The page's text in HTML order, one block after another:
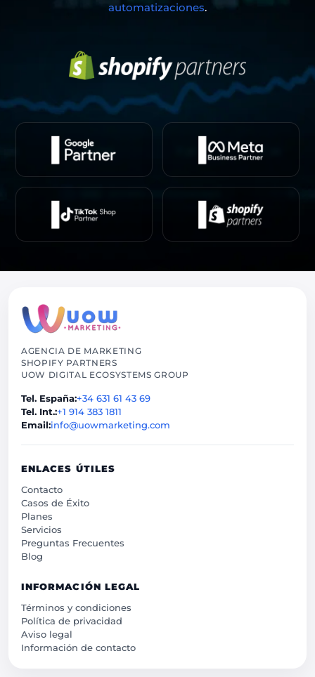
automatizaciones.
AGENCIA DE MARKETING
SHOPIFY PARTNERS
UOW DIGITAL ECOSYSTEMS GROUP
Tel. España:+34 631 61 43 69
Tel. Int.:+1 914 383 1811
Email:info@uowmarketing.com
ENLACES ÚTILES
Contacto
Casos de Éxito
Planes
Servicios
Preguntas Frecuentes
Blog
INFORMACIÓN LEGAL
Términos y condiciones
Política de privacidad
Aviso legal
Información de contacto